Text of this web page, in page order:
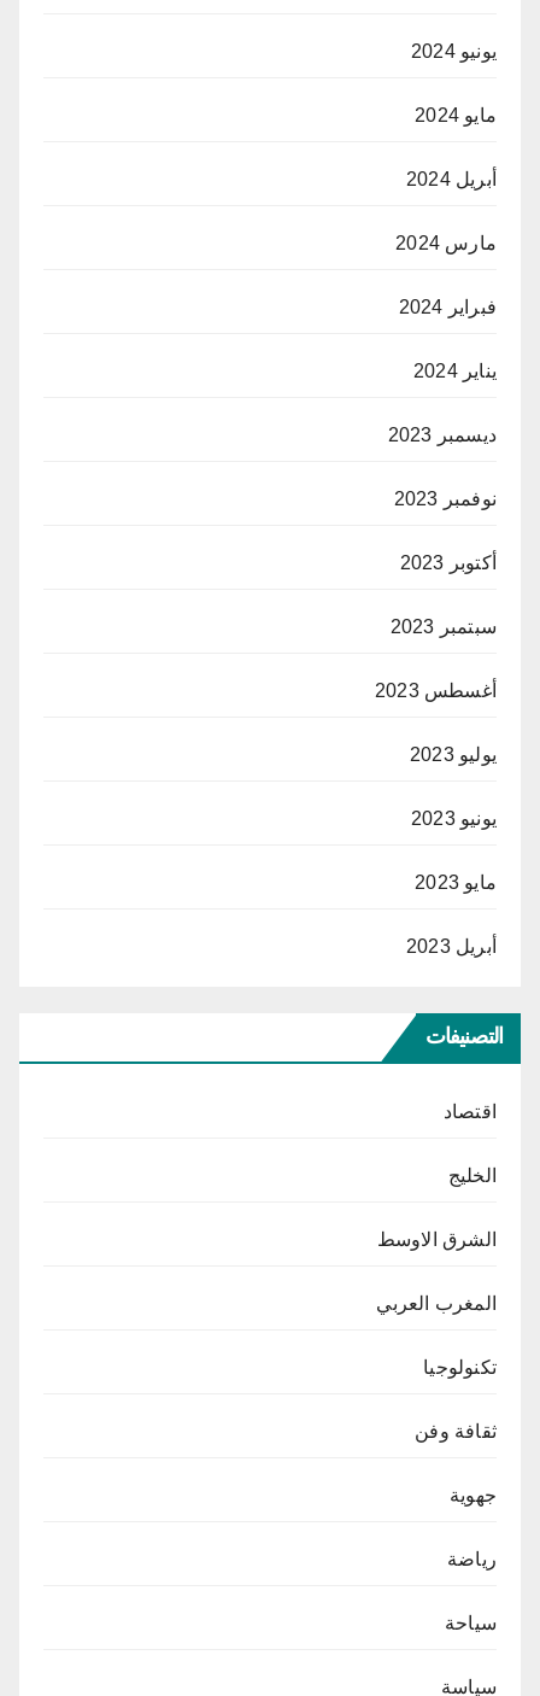
يونيو 2024
مايو 2024
أبريل 2024
مارس 2024
فبراير 2024
يناير 2024
ديسمبر 2023
نوفمبر 2023
أكتوبر 2023
سبتمبر 2023
أغسطس 2023
يوليو 2023
يونيو 2023
مايو 2023
أبريل 2023
التصنيفات
اقتصاد
الخليج
الشرق الاوسط
المغرب العربي
تكنولوجيا
ثقافة وفن
جهوية
رياضة
سياحة
سياسة